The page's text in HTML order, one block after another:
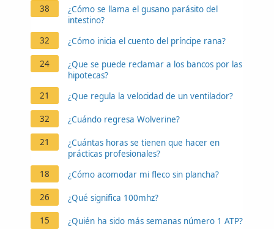
38
¿Cómo se llama el gusano parásito del
intestino?
32
¿Cómo inicia el cuento del príncipe rana?
24
¿Que se puede reclamar a los bancos por las
hipotecas?
21
¿Que regula la velocidad de un ventilador?
32 ¿Cuándo regresa Wolverine?
21
¿Cuántas horas se tienen que hacer en
prácticas profesionales?
18
¿Cómo acomodar mi fleco sin plancha?
26 ¿Qué significa 100mhz?
15 ¿Quién ha sido más semanas número 1 ATP?